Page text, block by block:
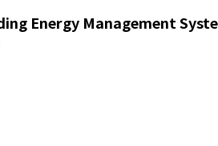
Energy Management